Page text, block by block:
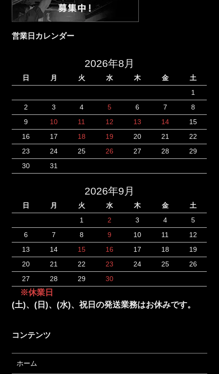
営業日カレンダー
2026年8月
日 月 火 水 木 金
土
1
2
3 4 5 6 7
8
9
10 11 12 13 14
15
16
17 18 19 20 21
22
23
24 25 26 27 28
29
30
31
2026年9月
日 月 火 水 木 金
土
1
2 3 4
5
6
7 8 9 10 11
12
13
14 15 16 17 18
19
20
21 22 23 24 25
26
27
28 29 30
※休業日
(土)、(日)、(水)、祝日の発送業務はお休みです。
コンテンツ
ホーム